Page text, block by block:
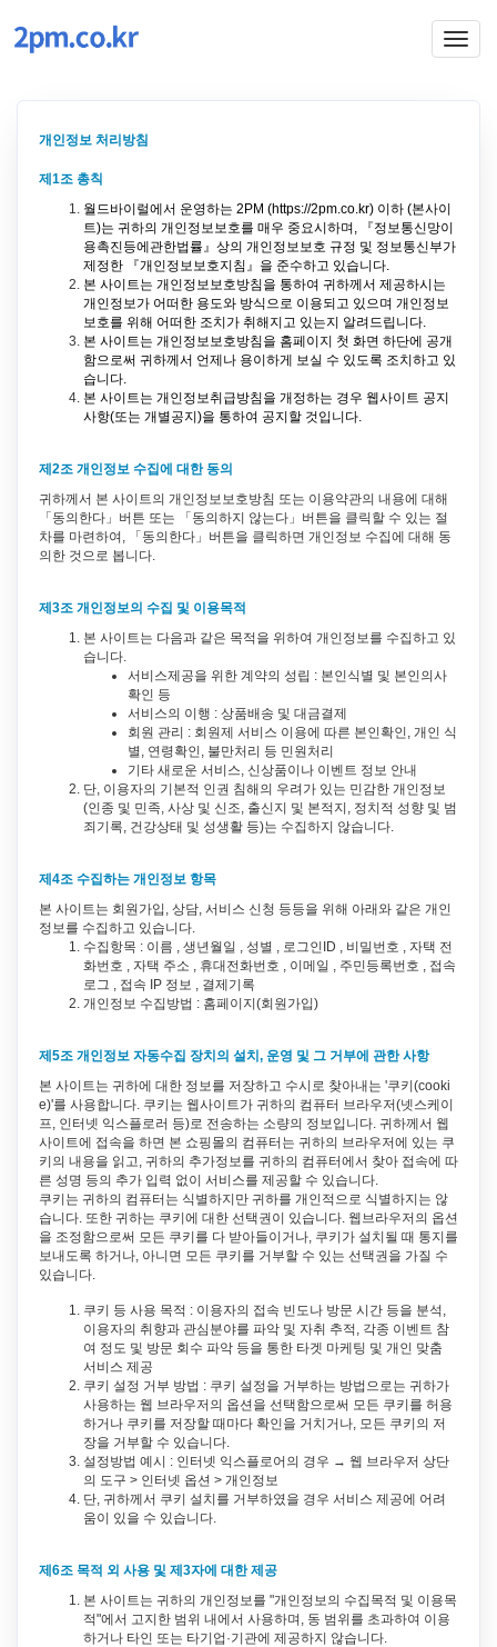
개인정보 처리방침
제1조 총칙
월드바이럴에서 운영하는 2PM (https://2pm.co.kr) 이하 (본사이
트)는 귀하의 개인정보보호를 매우 중요시하며, 『정보통신망이
용촉진등에관한법률』상의 개인정보보호 규정 및 정보통신부가
제정한 『개인정보보호지침』을 준수하고 있습니다.
본 사이트는 개인정보보호방침을 통하여 귀하께서 제공하시는
개인정보가 어떠한 용도와 방식으로 이용되고 있으며 개인정보
보호를 위해 어떠한 조치가 취해지고 있는지 알려드립니다.
본 사이트는 개인정보보호방침을 홈페이지 첫 화면 하단에 공개
함으로써 귀하께서 언제나 용이하게 보실 수 있도록 조치하고 있
습니다.
본 사이트는 개인정보취급방침을 개정하는 경우 웹사이트 공지
사항(또는 개별공지)을 통하여 공지할 것입니다.
제2조 개인정보 수집에 대한 동의
귀하께서 본 사이트의 개인정보보호방침 또는 이용약관의 내용에 대해
「동의한다」버튼 또는 「동의하지 않는다」버튼을 클릭할 수 있는 절
차를 마련하여, 「동의한다」버튼을 클릭하면 개인정보 수집에 대해 동
의한 것으로 봅니다.
제3조 개인정보의 수집 및 이용목적
본 사이트는 다음과 같은 목적을 위하여 개인정보를 수집하고 있
습니다.
서비스제공을 위한 계약의 성립 : 본인식별 및 본인의사
확인 등
서비스의 이행 : 상품배송 및 대금결제
회원 관리 : 회원제 서비스 이용에 따른 본인확인, 개인 식
별, 연령확인, 불만처리 등 민원처리
기타 새로운 서비스, 신상품이나 이벤트 정보 안내
단, 이용자의 기본적 인권 침해의 우려가 있는 민감한 개인정보
(인종 및 민족, 사상 및 신조, 출신지 및 본적지, 정치적 성향 및 범
죄기록, 건강상태 및 성생활 등)는 수집하지 않습니다.
제4조 수집하는 개인정보 항목
본 사이트는 회원가입, 상담, 서비스 신청 등등을 위해 아래와 같은 개인
정보를 수집하고 있습니다.
수집항목 : 이름 , 생년월일 , 성별 , 로그인ID , 비밀번호 , 자택 전
화번호 , 자택 주소 , 휴대전화번호 , 이메일 , 주민등록번호 , 접속
로그 , 접속 IP 정보 , 결제기록
개인정보 수집방법 : 홈페이지(회원가입)
제5조 개인정보 자동수집 장치의 설치, 운영 및 그 거부에 관한 사항
본 사이트는 귀하에 대한 정보를 저장하고 수시로 찾아내는 '쿠키(cooki
e)'를 사용합니다. 쿠키는 웹사이트가 귀하의 컴퓨터 브라우저(넷스케이
프, 인터넷 익스플로러 등)로 전송하는 소량의 정보입니다. 귀하께서 웹
사이트에 접속을 하면 본 쇼핑몰의 컴퓨터는 귀하의 브라우저에 있는 쿠
키의 내용을 읽고, 귀하의 추가정보를 귀하의 컴퓨터에서 찾아 접속에 따
른 성명 등의 추가 입력 없이 서비스를 제공할 수 있습니다.
쿠키는 귀하의 컴퓨터는 식별하지만 귀하를 개인적으로 식별하지는 않
습니다. 또한 귀하는 쿠키에 대한 선택권이 있습니다. 웹브라우저의 옵션
을 조정함으로써 모든 쿠키를 다 받아들이거나, 쿠키가 설치될 때 통지를
보내도록 하거나, 아니면 모든 쿠키를 거부할 수 있는 선택권을 가질 수
있습니다.
쿠키 등 사용 목적 : 이용자의 접속 빈도나 방문 시간 등을 분석,
이용자의 취향과 관심분야를 파악 및 자취 추적, 각종 이벤트 참
여 정도 및 방문 회수 파악 등을 통한 타겟 마케팅 및 개인 맞춤
서비스 제공
쿠키 설정 거부 방법 : 쿠키 설정을 거부하는 방법으로는 귀하가
사용하는 웹 브라우저의 옵션을 선택함으로써 모든 쿠키를 허용
하거나 쿠키를 저장할 때마다 확인을 거치거나, 모든 쿠키의 저
장을 거부할 수 있습니다.
설정방법 예시 : 인터넷 익스플로어의 경우 → 웹 브라우저 상단
의 도구 > 인터넷 옵션 > 개인정보
단, 귀하께서 쿠키 설치를 거부하였을 경우 서비스 제공에 어려
움이 있을 수 있습니다.
제6조 목적 외 사용 및 제3자에 대한 제공
본 사이트는 귀하의 개인정보를 "개인정보의 수집목적 및 이용목
적"에서 고지한 범위 내에서 사용하며, 동 범위를 초과하여 이용
하거나 타인 또는 타기업·기관에 제공하지 않습니다.